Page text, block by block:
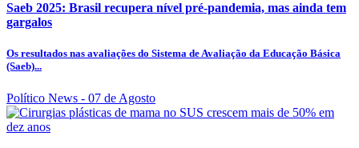
Saeb 2025: Brasil recupera nível pré-pandemia, mas ainda tem
gargalos
Os resultados nas avaliações do Sistema de Avaliação da Educação Básica
(Saeb)...
Político News - 07 de Agosto